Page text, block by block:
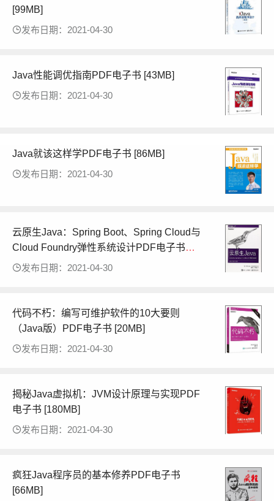
[99MB]
发布日期：2021-04-30
Java性能调优指南PDF电子书 [43MB]
发布日期：2021-04-30
Java就该这样学PDF电子书 [86MB]
发布日期：2021-04-30
云原生Java：Spring Boot、Spring Cloud与
Cloud Foundry弹性系统设计PDF电子书
[206MB]
发布日期：2021-04-30
代码不朽：编写可维护软件的10大要则
（Java版）PDF电子书 [20MB]
发布日期：2021-04-30
揭秘Java虚拟机：JVM设计原理与实现PDF
电子书 [180MB]
发布日期：2021-04-30
疯狂Java程序员的基本修养PDF电子书
[66MB]